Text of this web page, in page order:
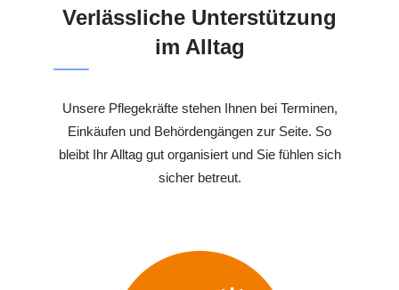
Verlässliche Unterstützung
im Alltag
Unsere Pflegekräfte stehen Ihnen bei Terminen,
Einkäufen und Behördengängen zur Seite. So
bleibt Ihr Alltag gut organisiert und Sie fühlen sich
sicher betreut.